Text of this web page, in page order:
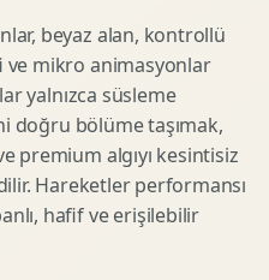
beyaz alan, kontrollü
mikro animasyonlar
yalnızca süsleme
doğru bölüme taşımak,
premium algıyı kesintisiz
Hareketler performansı
hafif ve erişilebilir